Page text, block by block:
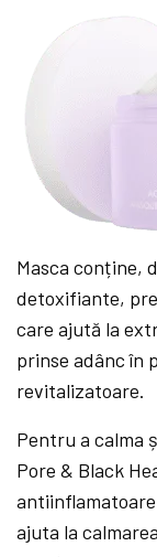
Masca conține,
detoxifiante,
care ajută la
prinse adânc în
revitalizatoare.
Pentru a calma
Pore & Black
ajuta la